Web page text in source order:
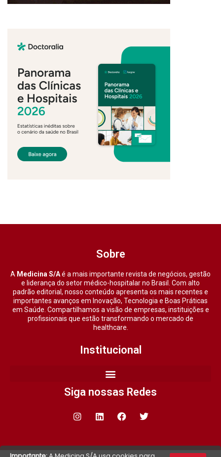
Sobre
A Medicina S/Aé a mais importante revista de negócios, gestão
e liderança do setor médico-hospitalar no Brasil. Com alto
padrão editorial, nosso conteúdo apresenta os mais recentes e
importantes avanços em Inovação, Tecnologia e Boas Práticas
em Saúde. Compartilhamos a visão de empresas, instituições e
profissionais que estão transformando o mercado de
healthcare.
Institucional
Siga nossas Redes